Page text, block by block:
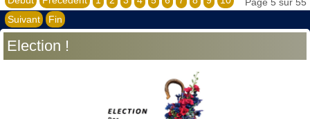
Suivant
Fin
Election !